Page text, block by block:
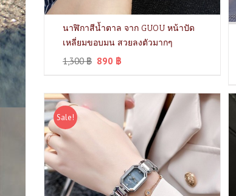
นาฬิกาสีน้ำตาล จาก GUOU หน้าปัด
เหลี่ยมขอบมน สวยลงตัวมากๆ
1,300฿ 890 ฿
Sale!